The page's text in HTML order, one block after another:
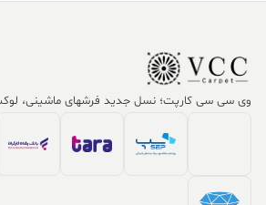
وی سی سی کارپت؛ نسل جدید فرشهای ماشینی،